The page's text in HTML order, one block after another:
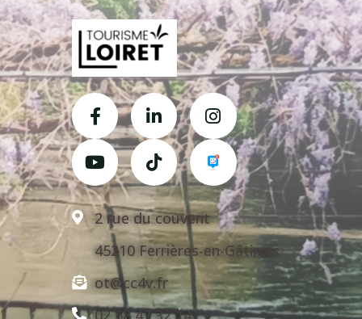
2 rue du couvent
45210 Ferrières-en-Gâtinais
ot@cc4v.fr
02 58 47 32 14